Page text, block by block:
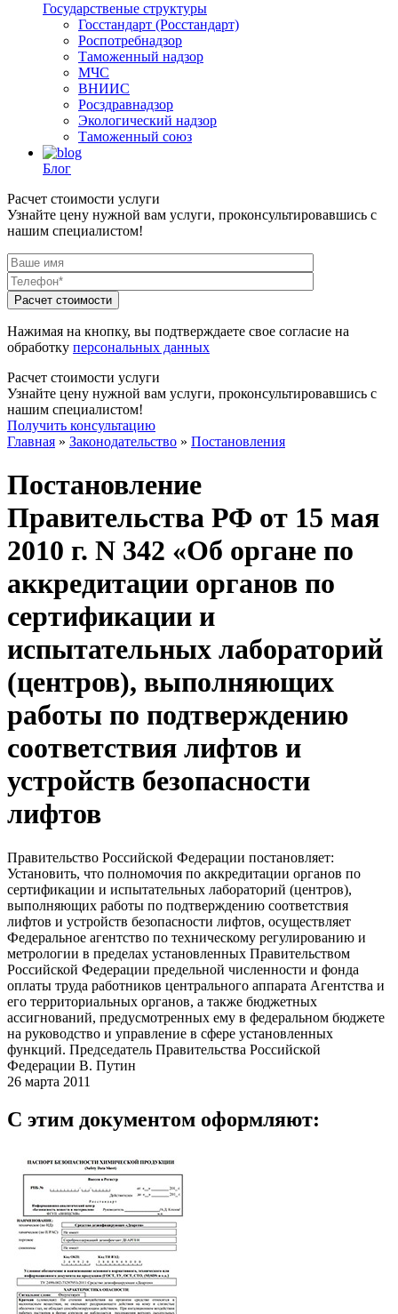
Государственые структуры
Госстандарт (Росстандарт)
Роспотребнадзор
Таможенный надзор
МЧС
ВНИИС
Росздравнадзор
Экологический надзор
Таможенный союз
Блог
Расчет стоимости услуги
Узнайте цену нужной вам услуги, проконсультировавшись с
нашим специалистом!
Нажимая на кнопку, вы подтверждаете свое согласие на
обработку персональных данных
Расчет стоимости услуги
Узнайте цену нужной вам услуги, проконсультировавшись с
нашим специалистом!
Получить консультацию
Главная » Законодательство » Постановления
Постановление
Правительства РФ от 15 мая
2010 г. N 342 «Об органе по
аккредитации органов по
сертификации и
испытательных лабораторий
(центров), выполняющих
работы по подтверждению
соответствия лифтов и
устройств безопасности
лифтов
Правительство Российской Федерации постановляет:
Установить, что полномочия по аккредитации органов по
сертификации и испытательных лабораторий (центров),
выполняющих работы по подтверждению соответствия
лифтов и устройств безопасности лифтов, осуществляет
Федеральное агентство по техническому регулированию и
метрологии в пределах установленных Правительством
Российской Федерации предельной численности и фонда
оплаты труда работников центрального аппарата Агентства и
его территориальных органов, а также бюджетных
ассигнований, предусмотренных ему в федеральном бюджете
на руководство и управление в сфере установленных
функций. Председатель Правительства Российской
Федерации В. Путин
26 марта 2011
С этим документом оформляют: